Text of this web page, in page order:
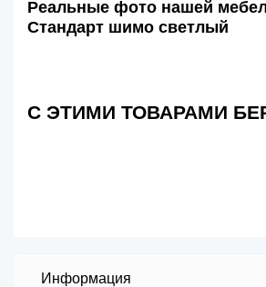
Реальные фото нашей
Стандарт шимо светлый
С ЭТИМИ ТОВАРАМИ
Информация